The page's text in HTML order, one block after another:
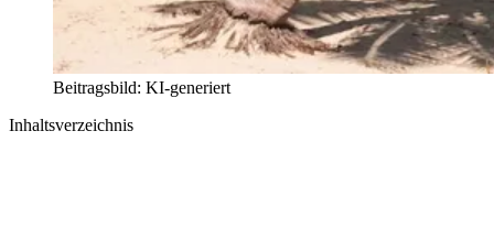
Beitragsbild: KI-generiert
Inhaltsverzeichnis